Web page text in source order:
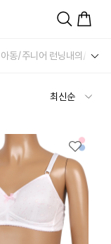
아동/주니어 런닝내의/실내